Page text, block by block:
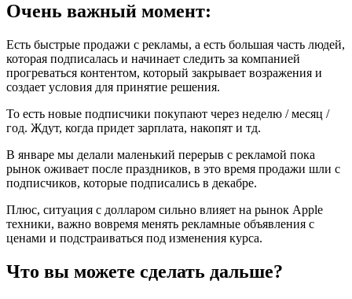
Очень важный момент:
Есть быстрые продажи с рекламы, а есть большая часть людей,
которая подписалась и начинает следить за компанией
прогреваться контентом, который закрывает возражения и
создает условия для принятие решения.
То есть новые подписчики покупают через неделю / месяц /
год. Ждут, когда придет зарплата, накопят и тд.
В январе мы делали маленький перерыв с рекламой пока
рынок оживает после праздников, в это время продажи шли с
подписчиков, которые подписались в декабре.
Плюс, ситуация с долларом сильно влияет на рынок Apple
техники, важно вовремя менять рекламные объявления с
ценами и подстраиваться под изменения курса.
Что вы можете сделать дальше?